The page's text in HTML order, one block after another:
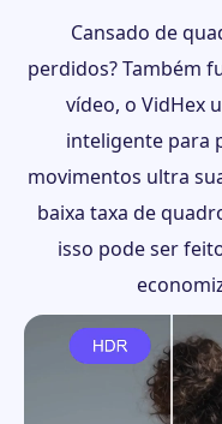
Cansado de
perdidos? Também
vídeo, o VidHex
inteligente para
movimentos ultra
baixa taxa de
isso pode ser